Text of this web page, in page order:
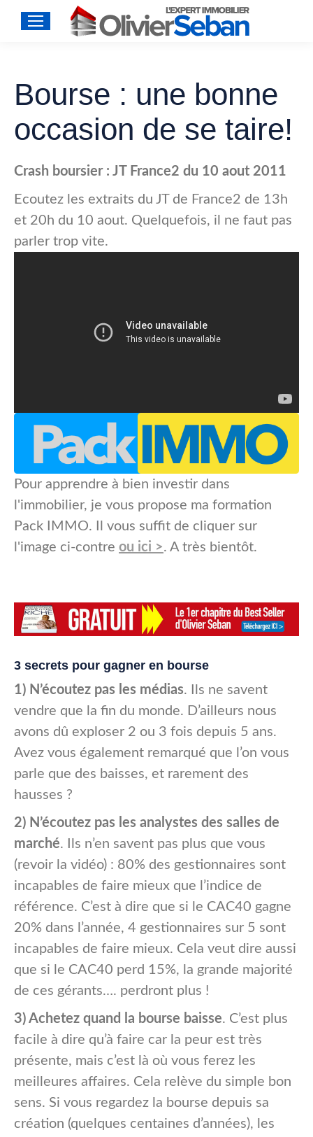
Bourse : une bonne
occasion de se taire!
Crash boursier : JT France2 du 10 aout 2011
Ecoutez les extraits du JT de France2 de 13h
et 20h du 10 aout. Quelquefois, il ne faut pas
parler trop vite.
Pour apprendre à bien investir dans
l'immobilier, je vous propose ma formation
Pack IMMO. Il vous suffit de cliquer sur
l'image ci-contre ou ici >. A très bientôt.
3 secrets pour gagner en bourse
1) N’écoutez pas les médias. Ils ne savent
vendre que la fin du monde. D’ailleurs nous
avons dû exploser 2 ou 3 fois depuis 5 ans.
Avez vous également remarqué que l’on vous
parle que des baisses, et rarement des
hausses ?
2) N’écoutez pas les analystes des salles de
marché. Ils n’en savent pas plus que vous
(revoir la vidéo) : 80% des gestionnaires sont
incapables de faire mieux que l’indice de
référence. C’est à dire que si le CAC40 gagne
20% dans l’année, 4 gestionnaires sur 5 sont
incapables de faire mieux. Cela veut dire aussi
que si le CAC40 perd 15%, la grande majorité
de ces gérants…. perdront plus !
3) Achetez quand la bourse baisse. C’est plus
facile à dire qu’à faire car la peur est très
présente, mais c’est là où vous ferez les
meilleures affaires. Cela relève du simple bon
sens. Si vous regardez la bourse depuis sa
création (quelques centaines d’années), les